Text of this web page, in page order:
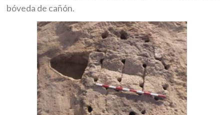
bóveda de cañón.